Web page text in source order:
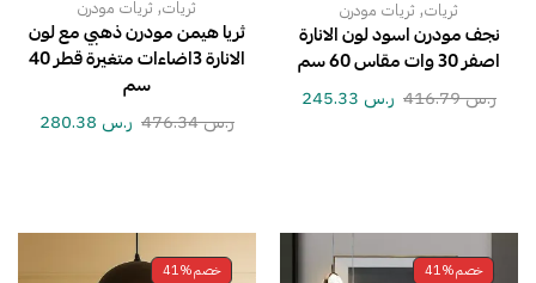
ثريات, ثريات مودرن
نجف مودرن اسود لون الانارة
اصفر 30 وات مقاس 60 سم
ر.س416.79 ر.س
ثريات, ثريات مودرن
ثريا هيمن مودرن ذهبي مع لون
الانارة 3اضاءات متغيرة قطر 40
سم
ر.س476.34 ر.س
خصم41%
خصم41%